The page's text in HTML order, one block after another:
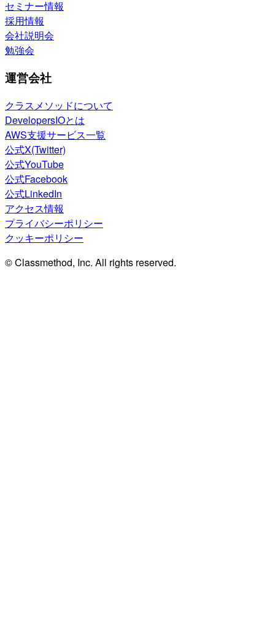
セミナー情報
採用情報
会社説明会
勉強会
運営会社
クラスメソッドについて
DevelopersIOとは
AWS支援サービス一覧
公式X(Twitter)
公式YouTube
公式Facebook
公式LinkedIn
アクセス情報
プライバシーポリシー
クッキーポリシー
© Classmethod, Inc. All rights reserved.